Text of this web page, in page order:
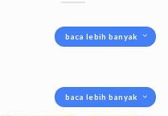
baca lebih banyak
baca lebih banyak